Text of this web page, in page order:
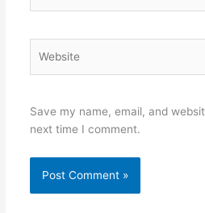
Save my name, email, and
next time I comment.